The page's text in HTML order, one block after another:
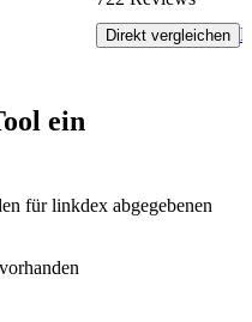
Direkt vergleichen
ein
für linkdex abgegebenen